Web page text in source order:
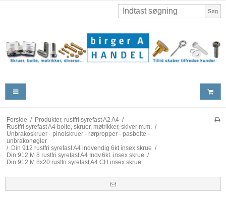
Søg
Forside / Produkter, rustfri syrefast A2 A4 /
Rustfri syrefast A4 bolte, skruer, møtrikker, skiver m.m. /
Unbrakoskruer - pinolskruer - rørpropper - pasbolte -
unbrakonøgler
/ Din 912 rustfri syrefast A4 indvendig 6kt insex skrue /
Din 912 M 8 rustfri syrefast A4 Indv.6kt. insex skrue /
Din 912 M 8x20 rustfri syrefast A4 CH insex skrue